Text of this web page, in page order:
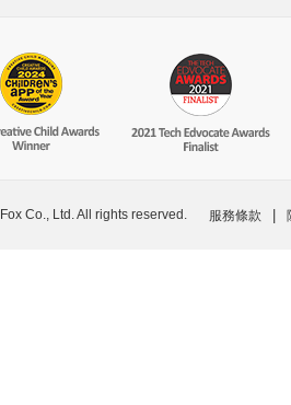
Co., Ltd. All rights reserved. 服務條款